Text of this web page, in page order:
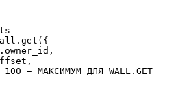
100 — МАКСИМУМ ДЛЯ WALL.GET